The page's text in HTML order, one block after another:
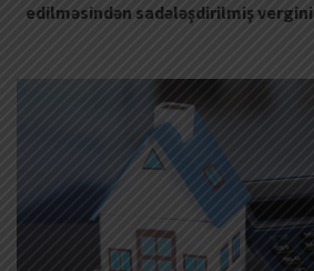
edilməsindən sadələşdirilmiş